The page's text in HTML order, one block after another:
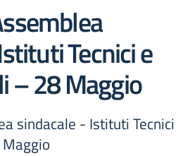
Tecnici e
– 28 Maggio
sindacale - Istituti Tecnici